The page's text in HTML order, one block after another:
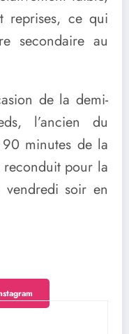
reprises, ce qui
secondaire au
de la demi-
l’ancien du
minutes de la
pour la
soir en